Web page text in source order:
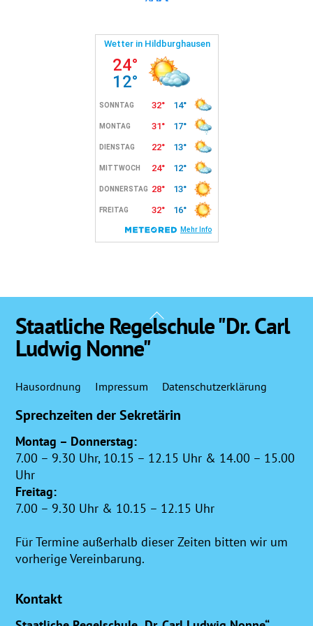
size.
size.
Back
To
Staatliche Regelschule "Dr. Carl
Ludwig Nonne"
Hausordnung Impressum Datenschutzerklärung
Sprechzeiten der Sekretärin
Montag – Donnerstag:
7.00 – 9.30 Uhr, 10.15 – 12.15 Uhr & 14.00 – 15.00
Uhr
Freitag:
7.00 – 9.30 Uhr & 10.15 – 12.15 Uhr
Für Termine außerhalb dieser Zeiten bitten wir um
vorherige Vereinbarung.
Kontakt